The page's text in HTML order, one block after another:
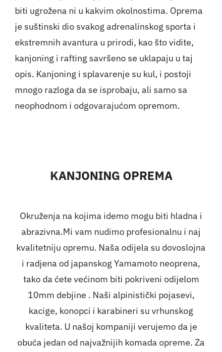
biti ugrožena ni u kakvim okolnostima. Oprema
je suštinski dio svakog adrenalinskog sporta i
ekstremnih avantura u prirodi, kao što vidite,
kanjoning i rafting savršeno se uklapaju u taj
opis. Kanjoning i splavarenje su kul, i postoji
mnogo razloga da se isprobaju, ali samo sa
neophodnom i odgovarajućom opremom.
KANJONING OPREMA
Okruženja na kojima idemo mogu biti hladna i
abrazivna.Mi vam nudimo profesionalnu i naj
kvalitetniju opremu. Naša odijela su dovoslojna
i radjena od japanskog Yamamoto neoprena,
tako da ćete većinom biti pokriveni odijelom
10mm debjine . Naši alpinistički pojasevi,
kacige, konopci i karabineri su vrhunskog
kvaliteta. U našoj kompaniji verujemo da je
obuća jedan od najvažnijih komada opreme. Za